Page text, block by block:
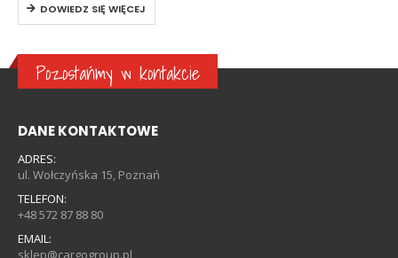
DOWIEDZ SIĘ WIĘCEJ
Pozostańmy w kontakcie
DANE KONTAKTOWE
ADRES:
ul. Wołczyńska 15, Poznań
TELEFON:
+48 572 87 88 80
EMAIL:
sklep@cargogroup.pl